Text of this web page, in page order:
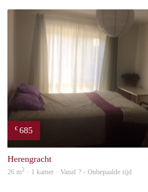
€ 685
Herengracht
26 m2 · 1 kamer · Vanaf ? - Onbepaalde tijd